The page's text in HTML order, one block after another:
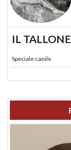
IL
Speciale canile